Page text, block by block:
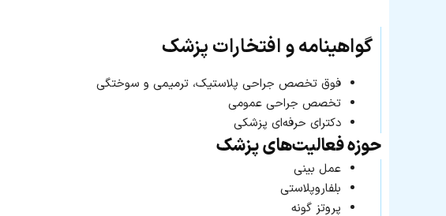
گواهینامه و افتخارات پزشک
فوق تخصص جراحی پلاستیک، ترمیمی و سوختگی
تخصص جراحی عمومی
دکترای حرفه‌ای پزشکی
حوزه فعالیت‌های پزشک
عمل بینی
بلفاروپلاستی
پروتز گونه